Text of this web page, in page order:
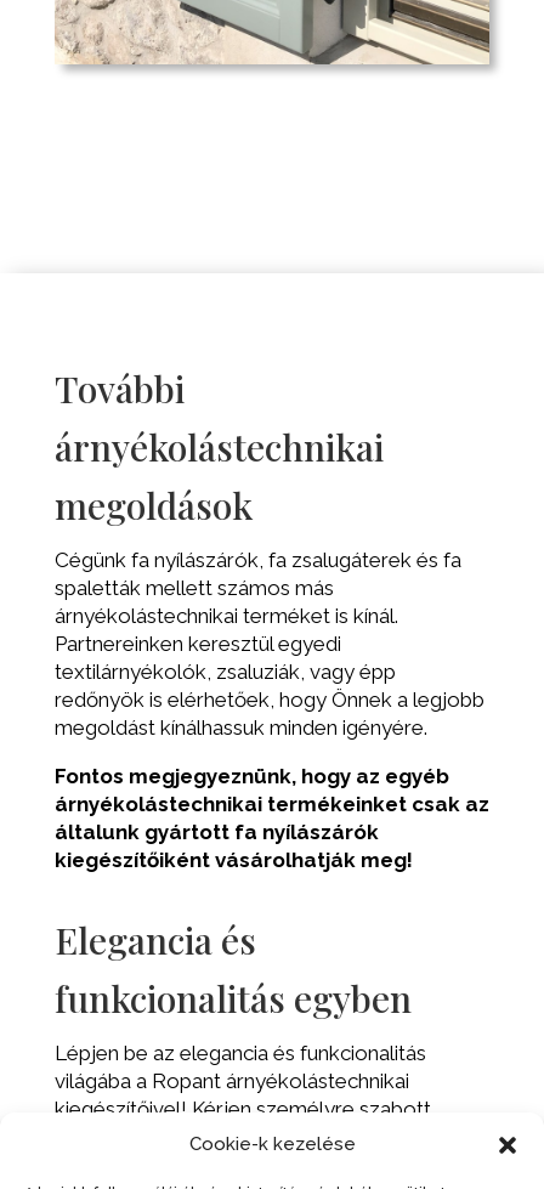
Cookie-k kezelése
További
árnyékolástechnikai
megoldások
Cégünk fa nyílászárók, fa zsalugáterek és fa
spaletták mellett számos más
árnyékolástechnikai terméket is kínál.
Partnereinken keresztül egyedi
textilárnyékolók, zsaluziák, vagy épp
redőnyök is elérhetőek, hogy Önnek a legjobb
megoldást kínálhassuk minden igényére.
Fontos megjegyeznünk, hogy az egyéb
árnyékolástechnikai termékeinket csak az
általunk gyártott fa nyílászárók
kiegészítőiként vásárolhatják meg!
Elegancia és
funkcionalitás egyben
Lépjen be az elegancia és funkcionalitás
világába a Ropant árnyékolástechnikai
kiegészítőivel! Kérjen személyre szabott
ajánlatot még ma, hogy otthona még